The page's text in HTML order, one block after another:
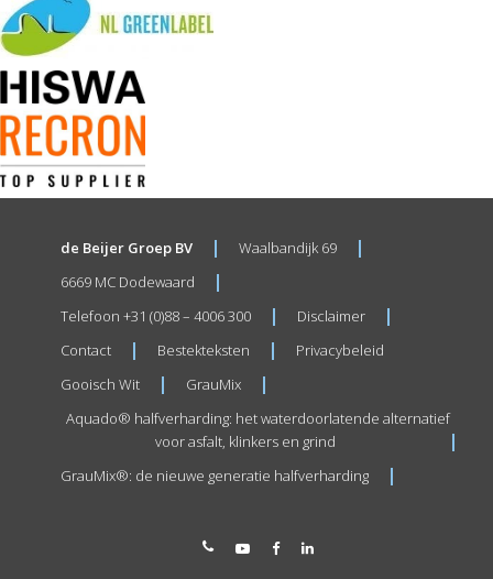
de Beijer Groep BV
Waalbandijk 69
6669 MC Dodewaard
Telefoon +31 (0)88 – 4006 300
Disclaimer
Contact
Bestekteksten
Privacybeleid
Gooisch Wit
GrauMix
Aquado® halfverharding: het waterdoorlatende alternatief
voor asfalt, klinkers en grind
GrauMix®: de nieuwe generatie halfverharding